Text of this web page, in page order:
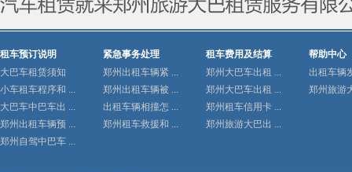
租车预订说明
大巴车租赁须知
小车租车程序和 ...
大巴车中巴车出 ...
郑州出租车辆预 ...
郑州自驾中巴车 ...
紧急事务处理
郑州出租车辆紧 ...
郑州出租车辆被 ...
出租车辆相撞怎 ...
郑州租车救援和 ...
租车费用及结算
郑州大巴车出租 ...
郑州大巴车出租 ...
郑州租车信用卡 ...
郑州旅游大巴出 ...
帮助中心
出租车辆
郑州旅游